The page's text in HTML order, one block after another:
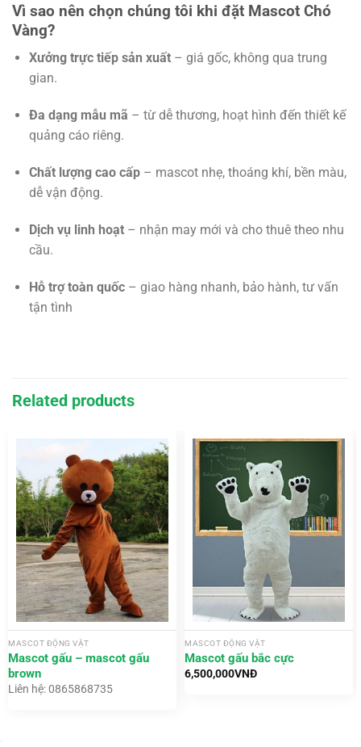
Vì sao nên chọn chúng tôi khi đặt Mascot Chó
Vàng?
Xưởng trực tiếp sản xuất– giá gốc, không qua trung
gian.
Đa dạng mẫu mã – từ dễ thương, hoạt hình đến thiết kế
quảng cáo riêng.
Chất lượng cao cấp– mascot nhẹ, thoáng khí, bền màu,
dễ vận động.
Dịch vụ linh hoạt– nhận may mới và cho thuê theo nhu
cầu.
Hỗ trợ toàn quốc– giao hàng nhanh, bảo hành, tư vấn
tận tình
Related products
MASCOT ĐỘNG VẬT
Mascot gấu – mascot gấu
brown
Liên hệ: 0865868735
MASCOT ĐỘNG VẬT
Mascot gấu bắc cực
6,500,000VNĐ